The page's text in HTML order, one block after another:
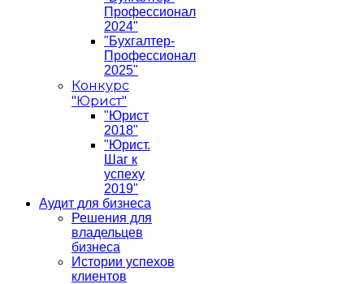
Профессионал
2024"
"Бухгалтер-
Профессионал
2025"
Конкурс
"Юрист"
"Юрист
2018"
"Юрист.
Шаг к
успеху
2019"
Аудит для бизнеса
Решения для
владельцев
бизнеса
Истории успехов
клиентов